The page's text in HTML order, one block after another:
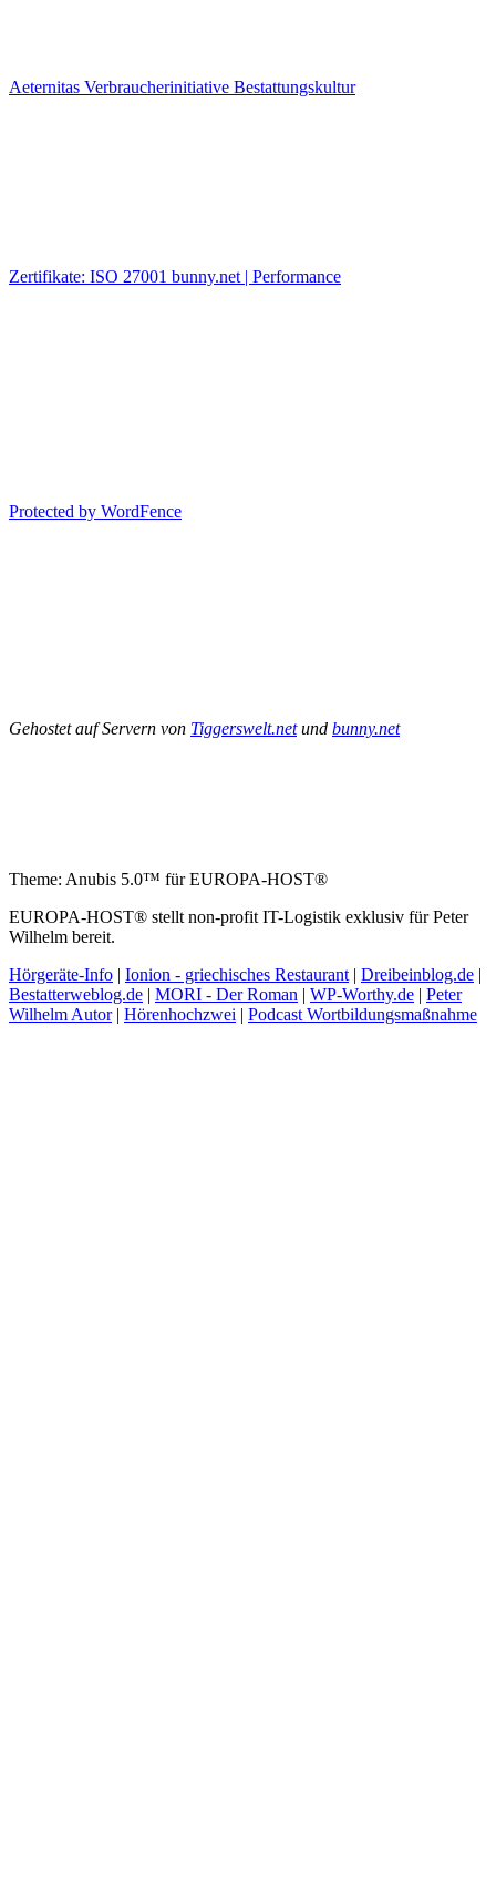
Aeternitas Verbraucherinitiative Bestattungskultur
Zertifikate: ISO 27001 bunny.net | Performance
Protected by WordFence
Gehostet auf Servern von Tiggerswelt.netund bunny.net
Theme: Anubis 5.0™ für EUROPA-HOST®
EUROPA-HOST® stellt non-profit IT-Logistik exklusiv für Peter
Wilhelm bereit.
Hörgeräte-Info | Ionion - griechisches Restaurant | Dreibeinblog.de |
Bestatterweblog.de | MORI - Der Roman | WP-Worthy.de | Peter
Wilhelm Autor| Hörenhochzwei | Podcast Wortbildungsmaßnahme